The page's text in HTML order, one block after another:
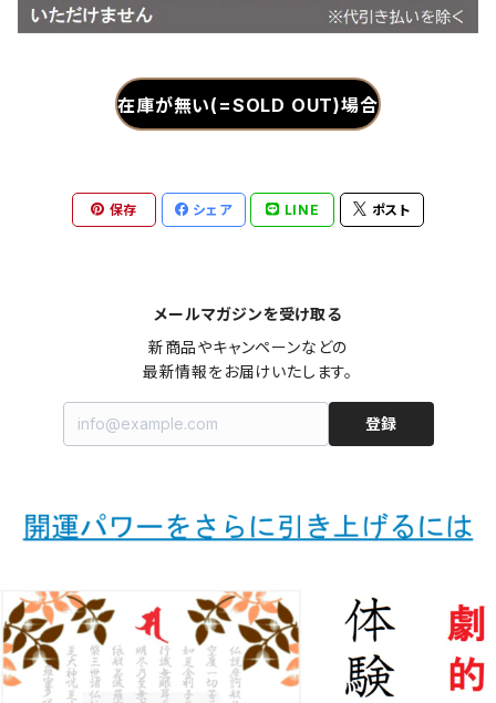
在庫が無い(=SOLD OUT)場合
保存 シェア LINE ポスト
メールマガジンを受け取る
新商品やキャンペーンなどの
最新情報をお届けいたします。
登録